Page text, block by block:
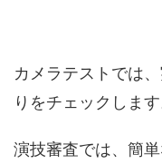
カメラテストでは
りをチェックします
演技審査では、簡